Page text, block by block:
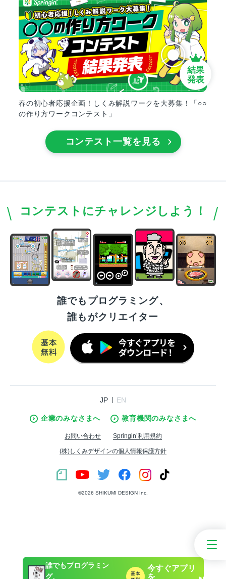
誰でもプログラミン
グ、
今すぐアプリ
を
春の初心者応援企画！しくみ解説ワークを大募集！「○○
の作り方ワークコンテスト」
結果
発表
コンテスト一覧を見る
コンテストにチャレンジしよう！
誰でもプログラミング、
誰もがクリエイター
JP EN
企業のみなさまへ 教育機関のみなさまへ
お問い合わせ Springin’利用規約
(株)しくみデザインの個人情報保護方針
©︎2026 SHIKUMI DESIGN Inc.